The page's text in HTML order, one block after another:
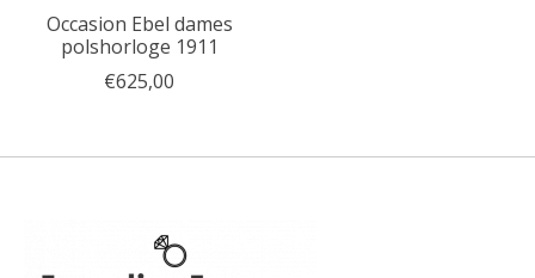
Occasion Ebel dames
polshorloge 1911
€625,00